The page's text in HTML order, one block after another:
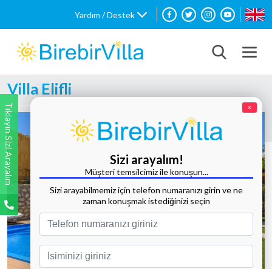
Yardım / Destek
Villa Elifli
Tüm Fotoğrafları Göster
Tıklayın Sizi Arayalım ×
Sizi arayalım!
Müşteri temsilcimiz ile konuşun...
Sizi arayabilmemiz için telefon numaranızı girin ve ne
zaman konuşmak istediğinizi seçin